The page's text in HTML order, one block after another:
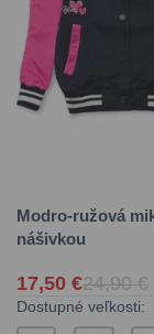
Modro-ružová
nášivkou
17,50 €24,90 €
Dostupné veľkosti: